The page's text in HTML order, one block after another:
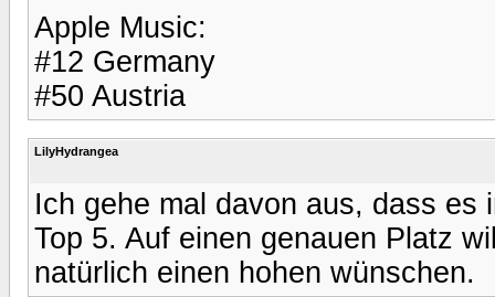
Apple Music:
#12 Germany
#50 Austria
LilyHydrangea
Ich gehe mal davon aus, dass es
Top 5. Auf einen genauen Platz
natürlich einen hohen wünschen.